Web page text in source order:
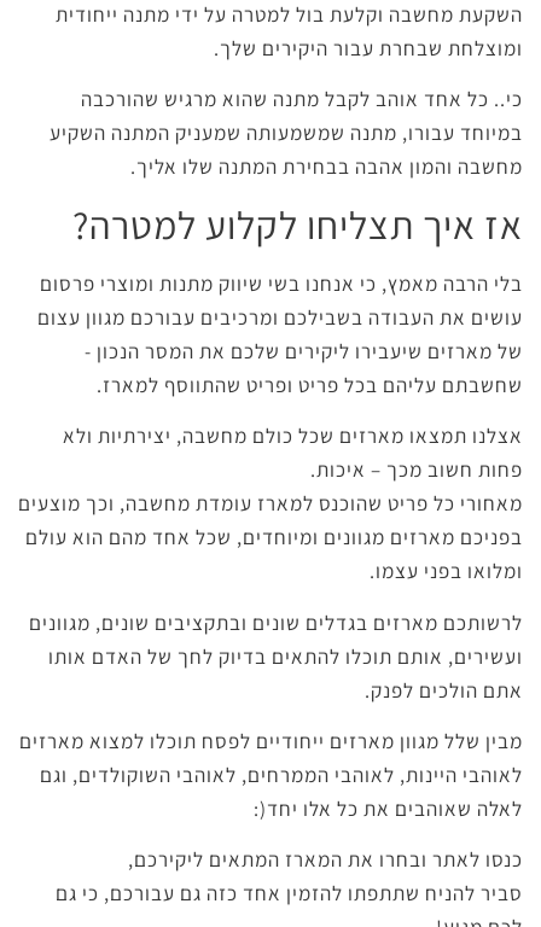
השקעת מחשבה וקלעת בול למטרה על ידי מתנה ייחודית
ומוצלחת שבחרת עבור היקירים שלך.
כי.. כל אחד אוהב לקבל מתנה שהוא מרגיש שהורכבה
במיוחד עבורו, מתנה שמשמעותה שמעניק המתנה השקיע
מחשבה והמון אהבה בבחירת המתנה שלו אליך.
אז איך תצליחו לקלוע למטרה?
בלי הרבה מאמץ, כי אנחנו בשי שיווק מתנות ומוצרי פרסום
עושים את העבודה בשבילכם ומרכיבים עבורכם מגוון עצום
של מארזים שיעבירו ליקירים שלכם את המסר הנכון -
שחשבתם עליהם בכל פריט ופריט שהתווסף למארז.
אצלנו תמצאו מארזים שכל כולם מחשבה, יצירתיות ולא
פחות חשוב מכך – איכות.
מאחורי כל פריט שהוכנס למארז עומדת מחשבה, וכך מוצעים
בפניכם מארזים מגוונים ומיוחדים, שכל אחד מהם הוא עולם
ומלואו בפני עצמו.
לרשותכם מארזים בגדלים שונים ובתקציבים שונים, מגוונים
ועשירים, אותם תוכלו להתאים בדיוק לחך של האדם אותו
אתם הולכים לפנק.
מבין שלל מגוון מארזים ייחודיים לפסח תוכלו למצוא מארזים
לאוהבי היינות, לאוהבי הממרחים, לאוהבי השוקולדים, וגם
לאלה שאוהבים את כל אלו יחד(:
כנסו לאתר ובחרו את המארז המתאים ליקירכם,
סביר להניח שתתפתו להזמין אחד כזה גם עבורכם, כי גם